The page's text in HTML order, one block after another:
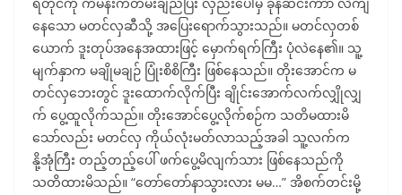
နေသော မတင်လှဆီသို့ အပြေးရောက်သွားသည်။ မတင်လှတစ်
ယောက် ဒူးတုပ်အနေအထားဖြင့် မှောက်ရက်ကြီး ပုံလဲနေ၏။ သူ့
မျက်နှာက မချိုမချဉ် ပြုံးစိစိကြီး ဖြစ်နေသည်။ တိုးအောင်က မ
တင်လှဘေးတွင် ဒူးထောက်လိုက်ပြီး ချိုင်းအောက်လက်လျှိုလျှ
က် ပွေ့ထူလိုက်သည်။ တိုးအောင်ပွေ့လိုက်စဉ်က သတိမထားမိ
သော်လည်း မတင်လှ ကိုယ်လုံးမတ်လာသည့်အခါ သူ့လက်က
နို့အုံကြီး တည့်တည့်ပေါ် ဖက်ပွေ့မိလျက်သား ဖြစ်နေသည်ကို
သတိထားမိသည်။ “တော်တော်နာသွားလား မမ…” အိစက်တင်းမို့